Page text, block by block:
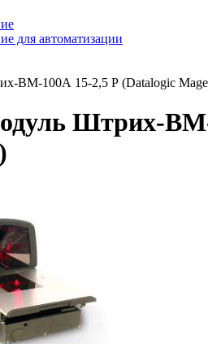
для автоматизации
ВМ-100А 15-2,5 Р (Datalogic
Штрих-